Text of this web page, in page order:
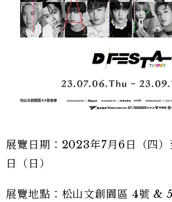
展覽日期：2023年7月6日（四
日（日）
展覽地點：松山文創園區 4號 &